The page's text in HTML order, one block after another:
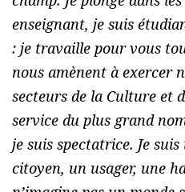
enseignant, je suis
: je travaille pour vous
nous amènent à exercer
secteurs de la Culture et
service du plus grand
je suis spectatrice. Je
citoyen, un usager, une